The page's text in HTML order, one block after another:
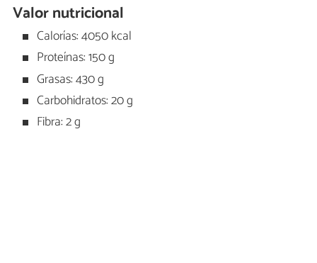
Valor nutricional
Calorías: 4050 kcal
Proteínas: 150 g
Grasas: 430 g
Carbohidratos: 20 g
Fibra: 2 g